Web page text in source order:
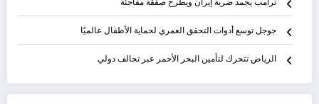
جوجل توسع أدوات التحقق العمري لحماية الأطفال عالميًا
الرياض تتحرك لتأمين البحر الأحمر عبر تحالف دولي